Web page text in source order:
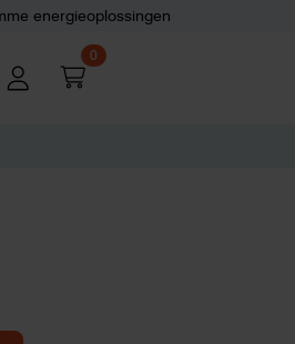
energieoplossingen
0